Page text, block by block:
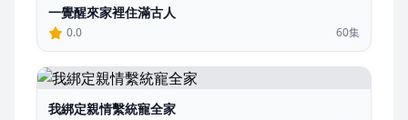
一覺醒來家裡住滿古人
0.0 60集
我綁定親情繫統寵全家